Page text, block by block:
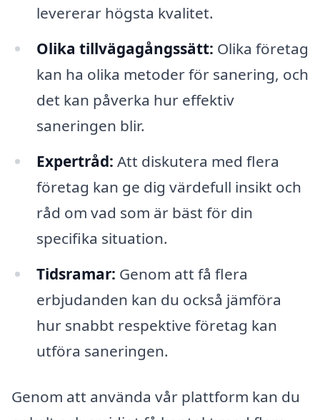
levererar högsta kvalitet.
Olika tillvägagångssätt: Olika företag
kan ha olika metoder för sanering, och
det kan påverka hur effektiv
saneringen blir.
Expertråd: Att diskutera med flera
företag kan ge dig värdefull insikt och
råd om vad som är bäst för din
specifika situation.
Tidsramar: Genom att få flera
erbjudanden kan du också jämföra
hur snabbt respektive företag kan
utföra saneringen.
Genom att använda vår plattform kan du